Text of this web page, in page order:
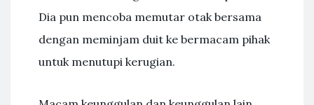
Dia pun mencoba memutar otak bersama
dengan meminjam duit ke bermacam pihak
untuk menutupi kerugian.